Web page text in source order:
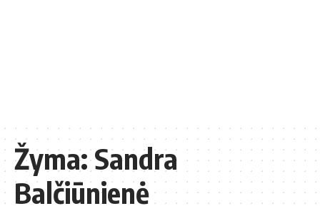
Žyma:Sandra
Balčiūnienė